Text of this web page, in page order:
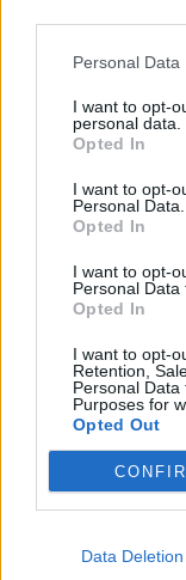
Personal
I want to opt-
personal data.
Opted In
I want to opt-
Personal Data.
Opted In
I want to opt-
Personal Data
Opted In
I want to opt-
Retention,
Personal
Purposes for
Opted Out
Data Deletion
Η
(DGAC)
Ανεβασμένη
Η χοληστερίνη